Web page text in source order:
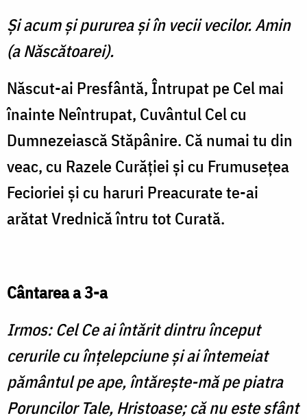
Şi acum şi pururea şi în vecii vecilor. Amin
(a Născătoarei).
Născut-ai Presfântă, Întrupat pe Cel mai
înainte Neîntrupat, Cuvântul Cel cu
Dumnezeiască Stăpânire. Că numai tu din
veac, cu Razele Curăţiei şi cu Frumuseţea
Fecioriei şi cu haruri Preacurate te-ai
arătat Vrednică întru tot Curată.
Cântarea a 3-a
Irmos: Cel Ce ai întărit dintru început
cerurile cu înţelepciune şi ai întemeiat
pământul pe ape, întăreşte-mă pe piatra
Poruncilor Tale, Hristoase; că nu este sfânt